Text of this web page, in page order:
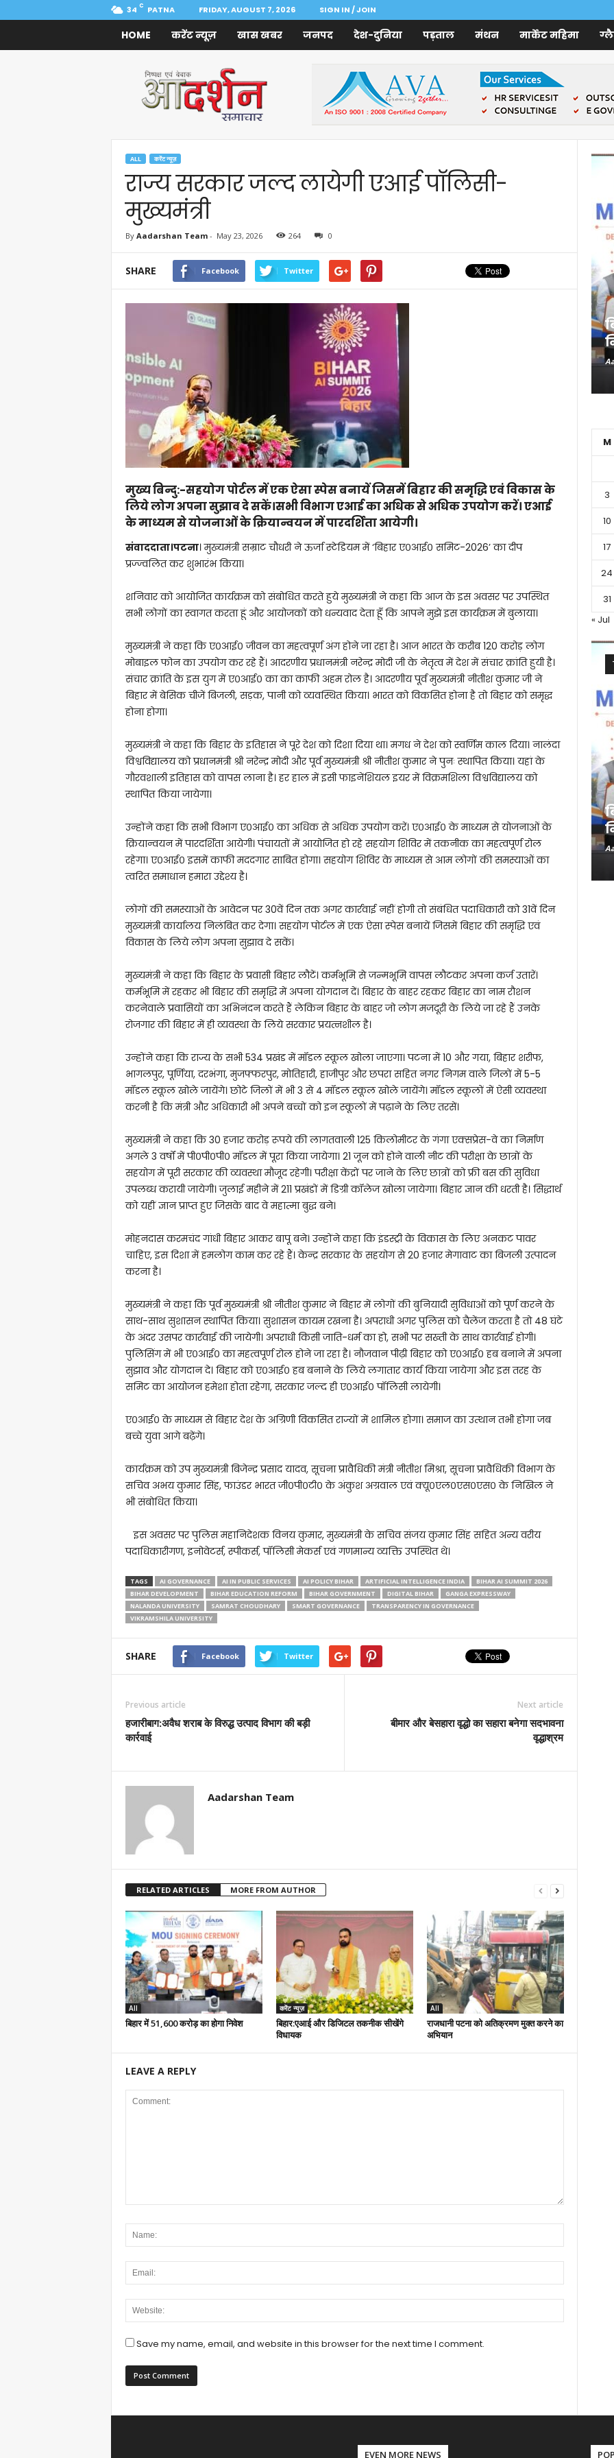
34 C PATNA FRIDAY, AUGUST 7, 2026 SIGN IN / JOIN
HOME करेंट न्यूज़ खास खबर जनपद देश-दुनिया पड़ताल मंथन मार्केट महिमा
Samachar
ALL करेंट न्यूज़
राज्य सरकार जल्द लायेगी एआई पॉलिसी-
मुख्यमंत्री
By Aadarshan Team- May 23, 2026 264 0
SHARE Facebook Twitter
मुख्य बिन्दु:-सहयोग पोर्टल में एक ऐसा स्पेस बनायें जिसमें बिहार की समृद्धि एवं विकास के
लिये लोग अपना सुझाव दे सकें।सभी विभाग एआई का अधिक से अधिक उपयोग करें। एआई
के माध्यम से योजनाओं के क्रियान्वयन में पारदर्शिता आयेगी।
संवाददाता।पटना। मुख्यमंत्री सम्राट चौधरी ने ऊर्जा स्टेडियम में ‘बिहार ए०आई० समिट-2026’ का दीप
प्रज्ज्वलित कर शुभारंभ किया।
शनिवार को आयोजित कार्यक्रम को संबोधित करते हुये मुख्यमंत्री ने कहा कि आज के इस अवसर पर उपस्थित
सभी लोगों का स्वागत करता हूं और आयोजकों को धन्यवाद देता हूँ कि आपने मुझे इस कार्यक्रम में बुलाया।
मुख्यमंत्री ने कहा कि ए०आई० जीवन का महत्वपूर्ण अंग होने जा रहा है। आज भारत के करीब 120 करोड़ लोग
मोबाइल फोन का उपयोग कर रहे हैं। आदरणीय प्रधानमंत्री नरेन्द्र मोदी जी के नेतृत्व में देश में संचार क्रांति हुयी है।
संचार क्रांति के इस युग में ए०आई० का का काफी अहम रोल है। आदरणीय पूर्व मुख्यमंत्री नीतीश कुमार जी ने
बिहार में बेसिक चीजें बिजली, सड़क, पानी को व्यवस्थित किया। भारत को विकसित होना है तो बिहार को समृद्ध
होना होगा।
मुख्यमंत्री ने कहा कि बिहार के इतिहास ने पूरे देश को दिशा दिया था। मगध ने देश को स्वर्णिम काल दिया। नालंदा
विश्वविद्यालय को प्रधानमंत्री श्री नरेन्द्र मोदी और पूर्व मुख्यमंत्री श्री नीतीश कुमार ने पुनः स्थापित किया। यहां के
गौरवशाली इतिहास को वापस लाना है। हर हाल में इसी फाइनेंशियल इयर में विक्रमशिला विश्वविद्यालय को
स्थापित किया जायेगा।
उन्होंने कहा कि सभी विभाग ए०आई० का अधिक से अधिक उपयोग करें। ए०आई० के माध्यम से योजनाओं के
क्रियान्वयन में पारदर्शिता आयेगी। पंचायतों में आयोजित हो रहे सहयोग शिविर में तकनीक का महत्वपूर्ण रोल
रहेगा। ए०आई० इसमें काफी मददगार साबित होगा। सहयोग शिविर के माध्यम से आम लोगों की समस्याओं का
त्वरित समाधान हमारा उद्देश्य है।
लोगों की समस्याओं के आवेदन पर 30वें दिन तक अगर कार्रवाई नहीं होगी तो संबंधित पदाधिकारी को 31वें दिन
मुख्यमंत्री कार्यालय निलंबित कर देगा। सहयोग पोर्टल में एक ऐसा स्पेस बनायें जिसमें बिहार की समृद्धि एवं
विकास के लिये लोग अपना सुझाव दे सकें।
मुख्यमंत्री ने कहा कि बिहार के प्रवासी बिहार लौटें। कर्मभूमि से जन्मभूमि वापस लौटकर अपना कर्ज उतारें।
कर्मभूमि में रहकर भी बिहार की समृद्धि में अपना योगदान दें। बिहार के बाहर रहकर बिहार का नाम रौशन
करनेवाले प्रवासियों का अभिनंदन करते हैं लेकिन बिहार के बाहर जो लोग मजदूरी के लिये जा रहे हैं उनके
रोजगार की बिहार में ही व्यवस्था के लिये सरकार प्रयत्नशील है।
उन्होंने कहा कि राज्य के सभी 534 प्रखंड में मॉडल स्कूल खोला जाएगा। पटना में 10 और गया, बिहार शरीफ,
भागलपुर, पूर्णिया, दरभंगा, मुजफ्फरपुर, मोतिहारी, हाजीपुर और छपरा सहित नगर निगम वाले जिलों में 5-5
मॉडल स्कूल खोले जायेंगे। छोटे जिलों में भी 3 से 4 मॉडल स्कूल खोले जायेंगे। मॉडल स्कूलों में ऐसी व्यवस्था
करनी है कि मंत्री और अधिकारी भी अपने बच्चों को इन स्कूलों में पढ़ाने के लिए तरसें।
मुख्यमंत्री ने कहा कि 30 हजार करोड़ रूपये की लागतवाली 125 किलोमीटर के गंगा एक्सप्रेस-वे का निर्माण
अगले 3 वर्षों में पी०पी०पी० मॉडल में पूरा किया जायेगा। 21 जून को होने वाली नीट की परीक्षा के छात्रों के
सहयोग में पूरी सरकार की व्यवस्था मौजूद रहेगी। परीक्षा केंद्रों पर जाने के लिए छात्रों को फ्री बस की सुविधा
उपलब्ध करायी जायेगी। जुलाई महीने में 211 प्रखंडों में डिग्री कॉलेज खोला जायेगा। बिहार ज्ञान की धरती है। सिद्धार्थ
को यहीं ज्ञान प्राप्त हुए जिसके बाद वे महात्मा बुद्ध बने।
मोहनदास करमचंद गांधी बिहार आकर बापू बने। उन्होंने कहा कि इंडस्ट्री के विकास के लिए अनकट पावर
चाहिए, इस दिशा में हमलोग काम कर रहे हैं। केन्द्र सरकार के सहयोग से 20 हजार मेगावाट का बिजली उत्पादन
करना है।
मुख्यमंत्री ने कहा कि पूर्व मुख्यमंत्री श्री नीतीश कुमार ने बिहार में लोगों की बुनियादी सुविधाओं को पूर्ण करने के
साथ-साथ सुशासन स्थापित किया। सुशासन कायम रखना है। अपराधी अगर पुलिस को चैलेंज करता है तो 48 घंटे
के अंदर उसपर कार्रवाई की जायेगी। अपराधी किसी जाति-धर्म का हो, सभी पर सख्ती के साथ कार्रवाई होगी।
पुलिसिंग में भी ए०आई० का महत्वपूर्ण रोल होने जा रहा है। नौजवान पीढ़ी बिहार को ए०आई० हब बनाने में अपना
सुझाव और योगदान दे। बिहार को ए०आई० हब बनाने के लिये लगातार कार्य किया जायेगा और इस तरह के
समिट का आयोजन हमेशा होता रहेगा, सरकार जल्द ही ए०आई० पॉलिसी लायेगी।
ए०आई० के माध्यम से बिहार देश के अग्रिणी विकसित राज्यों में शामिल होगा। समाज का उत्थान तभी होगा जब
बच्चे युवा आगे बढ़ेंगे।
कार्यक्रम को उप मुख्यमंत्री बिजेन्द्र प्रसाद यादव, सूचना प्रावैधिकी मंत्री नीतीश मिश्रा, सूचना प्रावैधिकी विभाग के
सचिव अभय कुमार सिंह, फाउंडर भारत जी०पी०टी० के अंकुश अग्रवाल एवं क्यू०एल०एस०एस० के निखिल ने
भी संबोधित किया।
इस अवसर पर पुलिस महानिदेशक विनय कुमार, मुख्यमंत्री के सचिव संजय कुमार सिंह सहित अन्य वरीय
पदाधिकारीगण, इनोवेटर्स, स्पीकर्स, पॉलिसी मेकर्स एवं गणमान्य व्यक्ति उपस्थित थे।
TAGS AI GOVERNANCE AI IN PUBLIC SERVICES AI POLICY BIHAR ARTIFICIAL INTELLIGENCE INDIA
BIHAR AI SUMMIT 2026
BIHAR DEVELOPMENT
BIHAR EDUCATION REFORM BIHAR GOVERNMENT DIGITAL BIHAR
GANGA EXPRESSWAY
NALANDA UNIVERSITY
SAMRAT CHOUDHARY SMART GOVERNANCE
TRANSPARENCY IN GOVERNANCE
VIKRAMSHILA UNIVERSITY
SHARE Facebook Twitter
Previous article
हजारीबाग:अवैध शराब के विरुद्ध उत्पाद विभाग की बड़ी
कार्रवाई
Next article
बीमार और बेसहारा वृद्धो का सहारा बनेगा सदभावना
वृद्धाश्रम
Aadarshan Team
RELATED ARTICLES MORE FROM AUTHOR
All
बिहार में 51,600 करोड़ का होगा निवेश
करेंट न्यूज़
बिहार:एआई और डिजिटल तकनीक सीखेंगे
विधायक
All
राजधानी पटना को अतिक्रमण मुक्त करने का
अभियान
LEAVE A REPLY
Save my name, email, and website in this browser for the next time I comment.
M
3
10
17
24
31
« Jul
EVEN MORE NEWS